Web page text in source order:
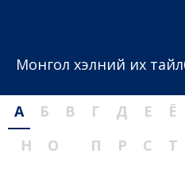
Монгол хэлний их
А Б В Г Д Е Ё
Н
О П Р С Т